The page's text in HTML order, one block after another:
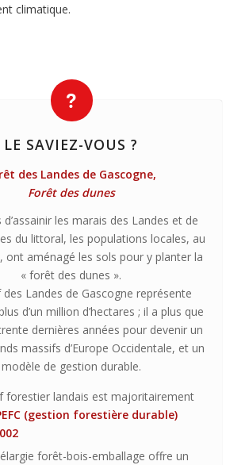
climatique.
LE SAVIEZ-VOUS ?
des Landes de Gascogne,
Forêt des dunes
d’assainir les marais des Landes et de
du littoral, les populations locales, au
ont aménagé les sols pour y planter la
« forêt des dunes ».
des Landes de Gascogne représente
d’un million d’hectares ; il a plus que
dernières années pour devenir un
massifs d’Europe Occidentale, et un
modèle de gestion durable.
forestier landais est majoritairement
(gestion forestière durable)
forêt-bois-emballage offre un